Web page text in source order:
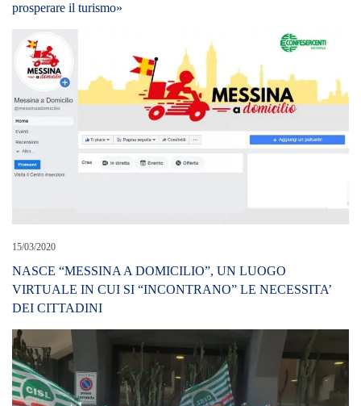
prosperare il turismo»
15/03/2020
NASCE “MESSINA A DOMICILIO”, UN LUOGO
VIRTUALE IN CUI SI “INCONTRANO” LE NECESSITA’
DEI CITTADINI